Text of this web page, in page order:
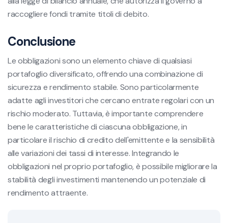
raccogliere fondi tramite titoli di debito.
Conclusione
Le obbligazioni sono un elemento chiave di qualsiasi
portafoglio diversificato, offrendo una combinazione di
sicurezza e rendimento stabile. Sono particolarmente
adatte agli investitori che cercano entrate regolari con un
rischio moderato. Tuttavia, è importante comprendere
bene le caratteristiche di ciascuna obbligazione, in
particolare il rischio di credito dell'emittente e la sensibilità
alle variazioni dei tassi di interesse. Integrando le
obbligazioni nel proprio portafoglio, è possibile migliorare la
stabilità degli investimenti mantenendo un potenziale di
rendimento attraente.